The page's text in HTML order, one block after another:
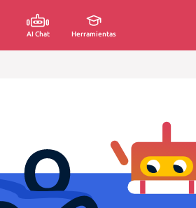
AI Chat Herramientas